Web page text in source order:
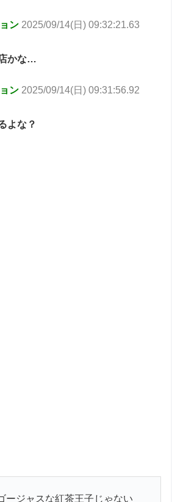
ン 2025/09/14(日) 09:32:21.63
かな…
ン 2025/09/14(日) 09:31:56.92
よな？
ジャスな紅茶王子じゃない